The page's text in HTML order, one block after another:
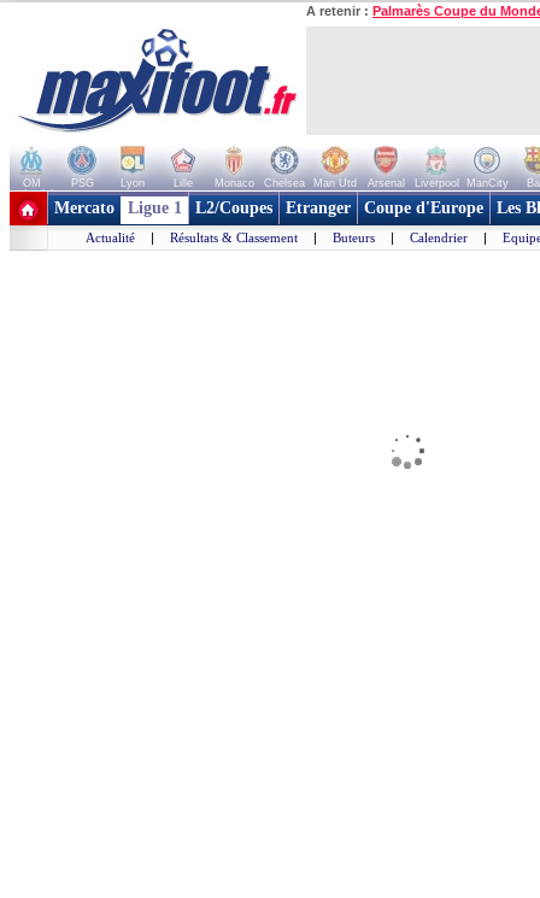
A retenir : Palmarès Coupe du
OM PSG Lyon Lille Monaco Chelsea Man Utd Arsenal Liverpool ManCity
+ de clubs
Mercato Ligue 1 L2/Coupes Etranger Coupe d'Europe Les
Actualité | Résultats & Classement | Buteurs | Calendrier |